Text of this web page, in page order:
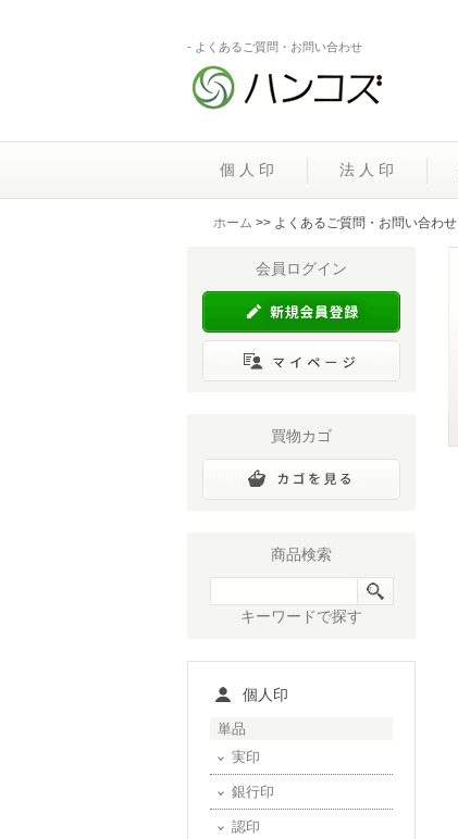
- よくあるご質問・お問い合わせ
個 人 印 法 人 印
ホーム >> よくあるご質問・お問い合わせ
会員ログイン
買物カゴ
商品検索
キーワードで探す
個人印
単品
実印
銀行印
認印